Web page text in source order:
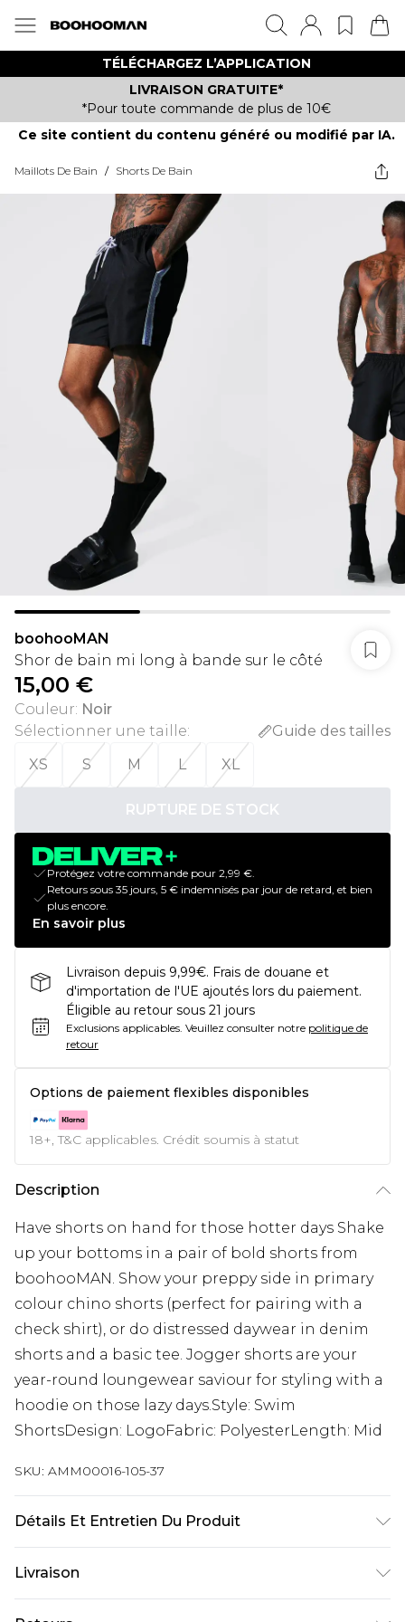
TÉLÉCHARGEZ L’APPLICATION
LIVRAISON GRATUITE*
*Pour toute commande de plus de 10€
Ce site contient du contenu généré ou modifié par IA.
Maillots De Bain / Shorts De Bain
boohooMAN
Shor de bain mi long à bande sur le côté
15,00 €
Couleur: Noir
Sélectionner une taille:
Guide des tailles
XS
S M L XL
RUPTURE DE STOCK
Protégez votre commande pour 2,99 €.
Retours sous 35 jours, 5 € indemnisés par jour de retard, et bien
plus encore.
En savoir plus
Livraison depuis 9,99€. Frais de douane et
d'importation de l'UE ajoutés lors du paiement.
Éligible au retour sous 21 jours
Exclusions applicables. Veuillez consulter notre politique de
retour
Options de paiement flexibles disponibles
18+, T&C applicables. Crédit soumis à statut
Description
Have shorts on hand for those hotter days Shake
up your bottoms in a pair of bold shorts from
boohooMAN. Show your preppy side in primary
colour chino shorts (perfect for pairing with a
check shirt), or do distressed daywear in denim
shorts and a basic tee. Jogger shorts are your
year-round loungewear saviour for styling with a
hoodie on those lazy days.Style: Swim
ShortsDesign: LogoFabric: PolyesterLength: Mid
SKU: AMM00016-105-37
Détails Et Entretien Du Produit
Livraison
Livraison standard France